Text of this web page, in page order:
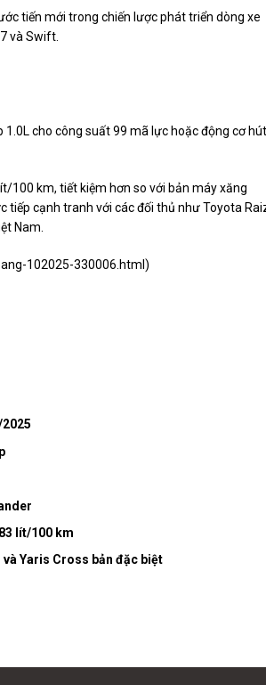
tiến mới trong chiến lược phát triển dòng xe
và Swift.
cho công suất 99 mã lực hoặc động cơ hút
100 km, tiết kiệm hơn so với bản máy xăng
tiếp cạnh tranh với các đối thủ như Toyota
Nam.
102025-330006.html )
lít/100 km
Yaris Cross bản đặc biệt